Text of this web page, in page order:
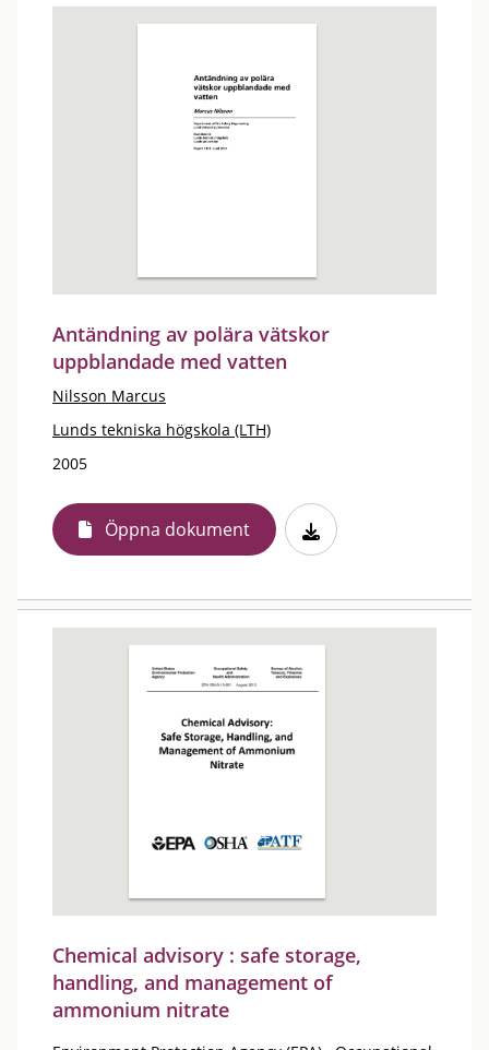
Antändning av polära vätskor
uppblandade med vatten
Nilsson Marcus
Lunds tekniska högskola (LTH)
2005
Öppna dokument
Chemical advisory : safe storage,
handling, and management of
ammonium nitrate